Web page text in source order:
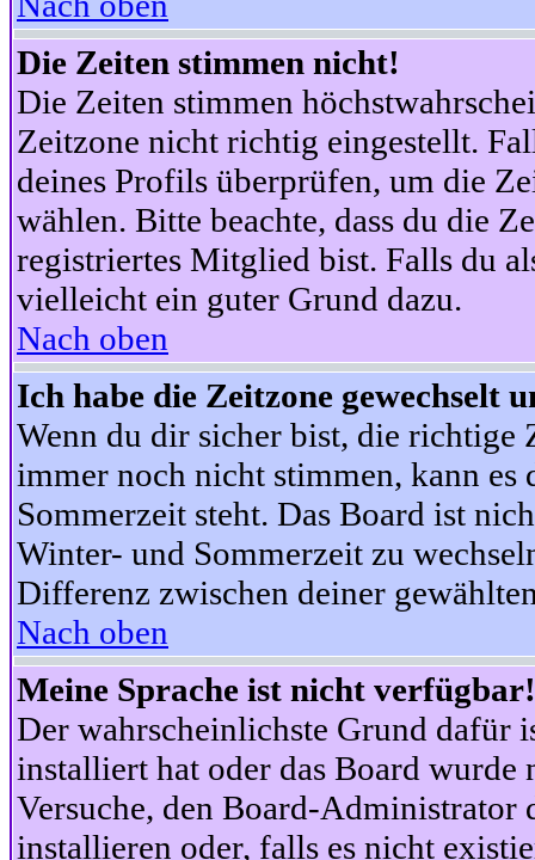
Die Zeiten stimmen nicht!
Die Zeiten stimmen
Zeitzone nicht richtig eingestellt.
deines Profils überprüfen, um die
wählen. Bitte beachte, dass du die
registriertes Mitglied bist. Falls du
vielleicht ein guter Grund dazu.
Nach oben
Ich habe die Zeitzone gewechselt
Wenn du dir sicher bist, die richtige
immer noch nicht stimmen, kann es
Sommerzeit steht. Das Board ist
Winter- und Sommerzeit zu
Differenz zwischen deiner
Nach oben
Meine Sprache ist nicht verfügbar!
Der wahrscheinlichste Grund dafür
installiert hat oder das Board wurde
Versuche, den Board-Administrator
installieren oder, falls es nicht